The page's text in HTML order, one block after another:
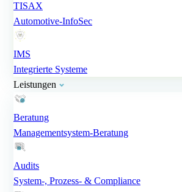
TISAX
Automotive-InfoSec
IMS
Integrierte Systeme
Leistungen
Beratung
Managementsystem-Beratung
Audits
System-, Prozess- & Compliance